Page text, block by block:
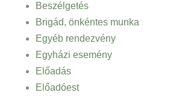
Beszélgetés
Brigád, önkéntes munka
Egyéb rendezvény
Egyházi esemény
Előadás
Előadóest